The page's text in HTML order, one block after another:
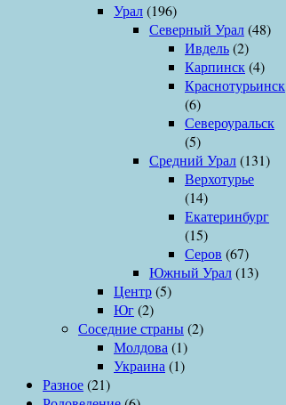
Урал(196)
Северный Урал(48)
Ивдель(2)
Карпинск(4)
Краснотурьинск
(6)
Североуральск
(5)
Средний Урал(131)
Верхотурье
(14)
Екатеринбург
(15)
Серов (67)
Южный Урал(13)
Центр(5)
Юг(2)
Соседние страны(2)
Молдова (1)
Украина (1)
Разное(21)